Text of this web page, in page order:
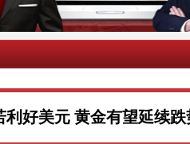
利好美元 黄金有望延续